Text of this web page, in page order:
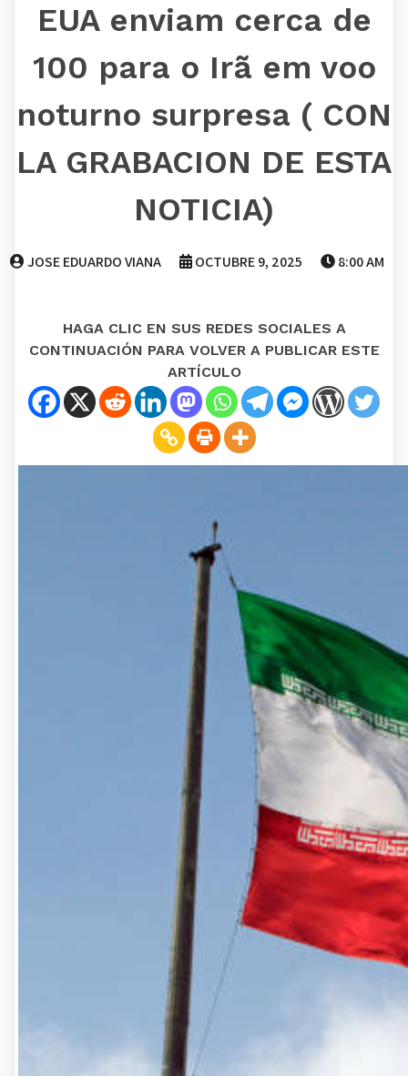
EUA enviam cerca de
100 para o Irã em voo
noturno surpresa ( CON
LA GRABACION DE ESTA
NOTICIA)
JOSE EDUARDO VIANA OCTUBRE 9, 2025 8:00 AM
HAGA CLIC EN SUS REDES SOCIALES A
CONTINUACIÓN PARA VOLVER A PUBLICAR ESTE
ARTÍCULO